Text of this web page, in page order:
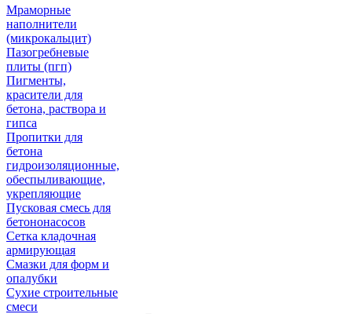
Мраморные
наполнители
(микрокальцит)
Пазогребневые
плиты (пгп)
Пигменты,
красители для
бетона, раствора и
гипса
Пропитки для
бетона
гидроизоляционные,
обеспыливающие,
укрепляющие
Пусковая смесь для
бетононасосов
Сетка кладочная
армирующая
Смазки для форм и
опалубки
Сухие строительные
смеси